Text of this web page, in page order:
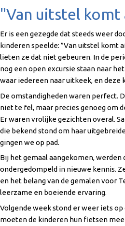
"Van uitstel komt
Er is een gezegde dat steeds weer
kinderen speelde: ”Van uitstel komt
lieten ze dat niet gebeuren. In de
nog een open excursie staan naar
waar iedereen naar uitkeek, en deze
De omstandigheden waren perfect.
niet te fel, maar precies genoeg om
Er waren vrolijke gezichten overal.
die bekend stond om haar
gingen we op pad.
Bij het gemaal aangekomen, werden
ondergedompeld in nieuwe kennis.
en het belang van de gemalen voor
leerzame en boeiende ervaring.
Volgende week stond er weer iets op
moeten de kinderen hun fietsen